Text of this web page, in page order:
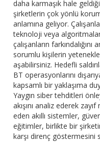
daha karmaşık hale
şirketlerin çok yönlü
anlamına geliyor.
teknoloji veya
çalışanların
sorumlu kişilerin
aşabilirsiniz. Hedefli
BT operasyonlarını
kapsamlı bir yaklaşıma
Yaygın siber tehditleri
akışını analiz ederek
eden akıllı sistemler,
eğitimler, birlikte bir
karşı direnç göstermesini